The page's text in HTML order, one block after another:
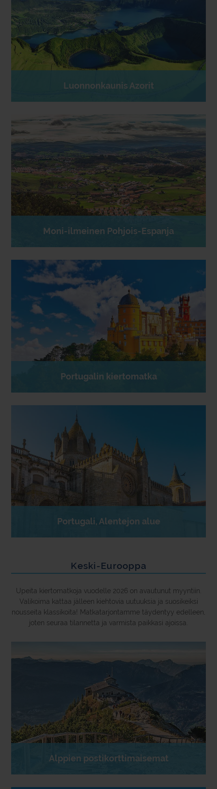
Luonnonkaunis Azorit
Moni-ilmeinen Pohjois-Espanja
Portugalin kiertomatka
Portugali, Alentejon alue
Keski-Eurooppa
Upeita kiertomatkoja vuodelle 2026 on avautunut myyntiin.
Valikoima kattaa jälleen kiehtovia uutuuksia ja suosikeiksi
nousseita klassikoita! Matkatarjontamme täydentyy edelleen,
joten seuraa tilannetta ja varmista paikkasi ajoissa.
Alppien postikorttimaisemat